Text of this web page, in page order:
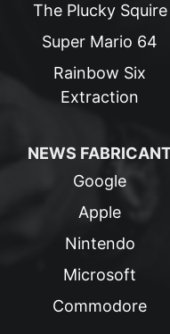
The Plucky Squire
Super Mario 64
Rainbow Six
Extraction
NEWS
Google
Apple
Nintendo
Microsoft
Commodore